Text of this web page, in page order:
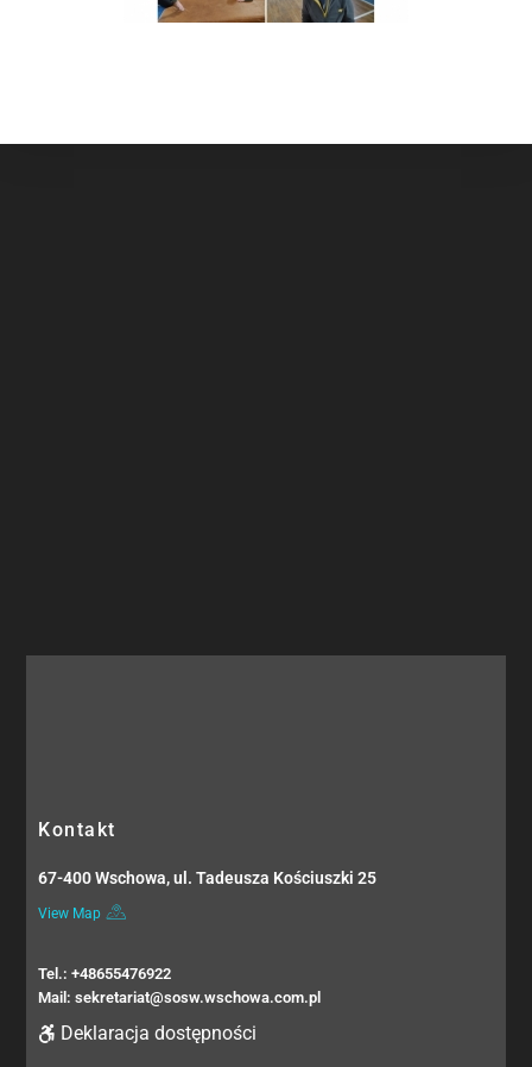
Kontakt
67-400 Wschowa, ul. Tadeusza Kościuszki 25
View Map
Tel.: +48655476922
Mail: sekretariat@sosw.wschowa.com.pl
Deklaracja dostępności